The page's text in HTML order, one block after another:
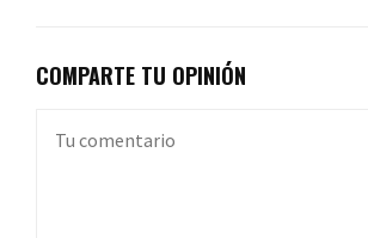
COMPARTE TU OPINIÓN